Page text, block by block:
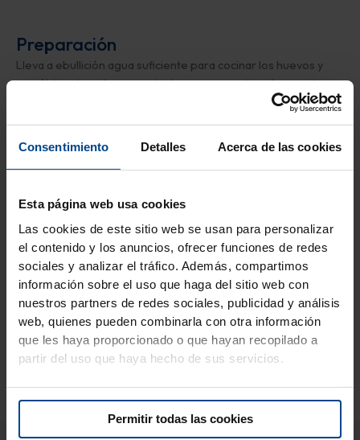
Consentimiento Detalles Acerca de las cookies
Esta página web usa cookies
Las cookies de este sitio web se usan para personalizar
el contenido y los anuncios, ofrecer funciones de redes
sociales y analizar el tráfico. Además, compartimos
información sobre el uso que haga del sitio web con
nuestros partners de redes sociales, publicidad y análisis
web, quienes pueden combinarla con otra información
que les haya proporcionado o que hayan recopilado a
partir del uso que haya hecho de sus servicios.
Permitir todas las cookies
Preparación
Lleva a ebullición agua suficiente para cocinar los huevos y
remójalos durante unos minutos para que el centro quede
tierno. Una vez cocidos, escúrrelos, pélalos, córtalos por la
en una batidora y añade aceite de oliva, zumo de limón,
y pimienta. Tritura hasta obtener una salsa cremosa que
intenso, puedes añadir una cucharada de vinagre de vino
blanco. Lava la lechuga romana y córtala en trozos no
demasiado pequeños con las manos, pela el kiwi y córtalo en
cubitos. Quita la corteza al pan blanco y córtalo en cubitos. En
una sartén, derrite la mantequilla y añade el ajo picado. Sofríe
los cubitos de pan hasta que estén dorados. En un bol grande,
monta ahora la ensalada con lechuga, kiwi, parmesano y
picatostes. Sirve con el aliño aparte.